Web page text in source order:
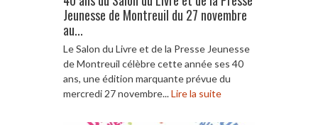
Jeunesse de Montreuil du 27 novembre
au...
Le Salon du Livre et de la Presse Jeunesse
de Montreuil célèbre cette année ses 40
ans, une édition marquante prévue du
mercredi 27 novembre...Lire la suite